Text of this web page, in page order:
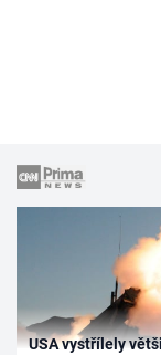
USA vystřílely